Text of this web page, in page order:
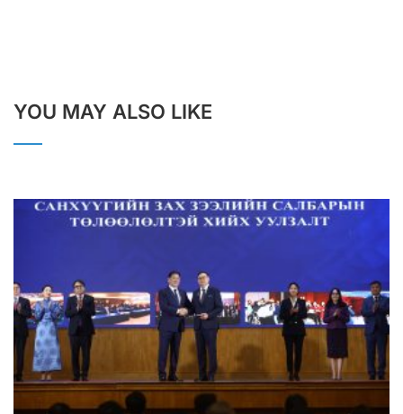
YOU MAY ALSO LIKE